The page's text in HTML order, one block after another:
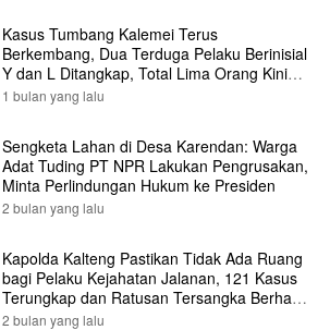
Kasus Tumbang Kalemei Terus
Berkembang, Dua Terduga Pelaku Berinisial
Y dan L Ditangkap, Total Lima Orang Kini
Diamankan Polisi
1 bulan yang lalu
Sengketa Lahan di Desa Karendan: Warga
Adat Tuding PT NPR Lakukan Pengrusakan,
Minta Perlindungan Hukum ke Presiden
2 bulan yang lalu
Kapolda Kalteng Pastikan Tidak Ada Ruang
bagi Pelaku Kejahatan Jalanan, 121 Kasus
Terungkap dan Ratusan Tersangka Berhasil
Dibekuk
2 bulan yang lalu